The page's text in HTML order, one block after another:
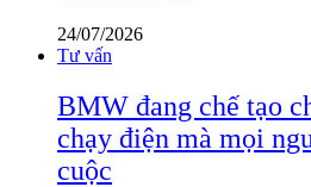
24/07/2026
Tư vấn
BMW đang chế tạo
chạy điện mà mọi
cuộc